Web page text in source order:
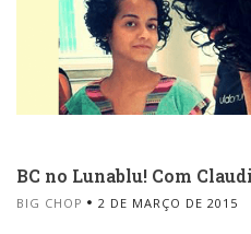
BC no Lunablu! Com
BIG CHOP 2 DE MARÇO DE 2015